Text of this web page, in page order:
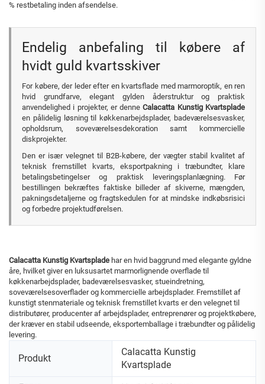
% restbetaling inden afsendelse.
Endelig anbefaling til købere af
hvidt guld kvartsskiver
For købere, der leder efter en kvartsflade med marmoroptik, en ren
hvid grundfarve, elegant gylden åderstruktur og praktisk
anvendelighed i projekter, er denneCalacatta Kunstig Kvartsplade
en pålidelig løsning til køkkenarbejdsplader, badeværelsesvasker,
opholdsrum, soveværelsesdekoration samt kommercielle
diskprojekter.
Den er især velegnet til B2B-købere, der vægter stabil kvalitet af
teknisk fremstillet kvarts, eksportpakning i træbundter, klare
betalingsbetingelser og praktisk leveringsplanlægning. Før
bestillingen bekræftes faktiske billeder af skiverne, mængden,
pakningsdetaljerne og fragtskedulen for at mindske indkøbsrisici
og forbedre projektudførelsen.
Calacatta Kunstig Kvartsplade har en hvid baggrund med elegante gyldne
åre, hvilket giver en luksusartet marmorlignende overflade til
køkkenarbejdsplader, badeværelsesvasker, stueindretning,
soveværelsesoverflader og kommercielle arbejdsplader. Fremstillet af
kunstigt stenmateriale og teknisk fremstillet kvarts er den velegnet til
distributører, producenter af arbejdsplader, entreprenører og projektkøbere,
der kræver en stabil udseende, eksportemballage i træbundter og pålidelig
levering.
Produkt
Calacatta Kunstig
Kvartsplade